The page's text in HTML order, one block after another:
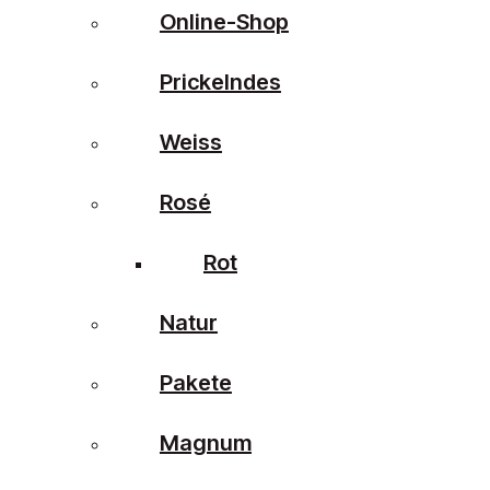
Online-Shop
Prickelndes
Weiss
Rosé
Rot
Natur
Pakete
Magnum